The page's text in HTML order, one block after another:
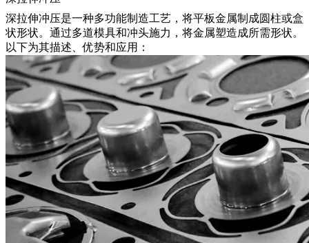
深拉伸冲压是一种多功能制造工艺，将平板金属制成圆柱或盒
状形状。通过多道模具和冲头施力，将金属塑造成所需形状。
以下为其描述、优势和应用：